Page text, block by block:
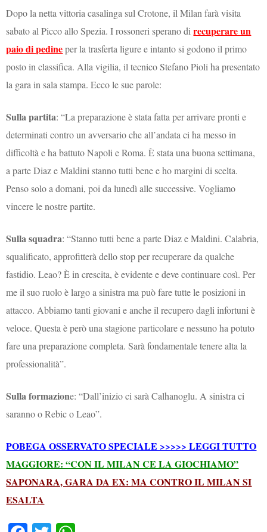
Dopo la netta vittoria casalinga sul Crotone, il Milan farà visita
sabato al Picco allo Spezia. I rossoneri sperano direcuperare un
paio di pedineper la trasferta ligure e intanto si godono il primo
posto in classifica. Alla vigilia, il tecnico Stefano Pioli ha presentato
la gara in sala stampa. Ecco le sue parole:
Sulla partita: “La preparazione è stata fatta per arrivare pronti e
determinati contro un avversario che all’andata ci ha messo in
difficoltà e ha battuto Napoli e Roma. È stata una buona settimana,
a parte Diaz e Maldini stanno tutti bene e ho margini di scelta.
Penso solo a domani, poi da lunedì alle successive. Vogliamo
vincere le nostre partite.
Sulla squadra: “Stanno tutti bene a parte Diaz e Maldini. Calabria,
squalificato, approfitterà dello stop per recuperare da qualche
fastidio. Leao? È in crescita, è evidente e deve continuare così. Per
me il suo ruolo è largo a sinistra ma può fare tutte le posizioni in
attacco. Abbiamo tanti giovani e anche il recupero dagli infortuni è
veloce. Questa è però una stagione particolare e nessuno ha potuto
fare una preparazione completa. Sarà fondamentale tenere alta la
professionalità”.
Sulla formazione: “Dall’inizio ci sarà Calhanoglu. A sinistra ci
saranno o Rebic o Leao”.
POBEGA OSSERVATO SPECIALE >>>>> LEGGI TUTTO
MAGGIORE: “CON IL MILAN CE LA GIOCHIAMO”
SAPONARA, GARA DA EX: MA CONTRO IL MILAN SI
ESALTA